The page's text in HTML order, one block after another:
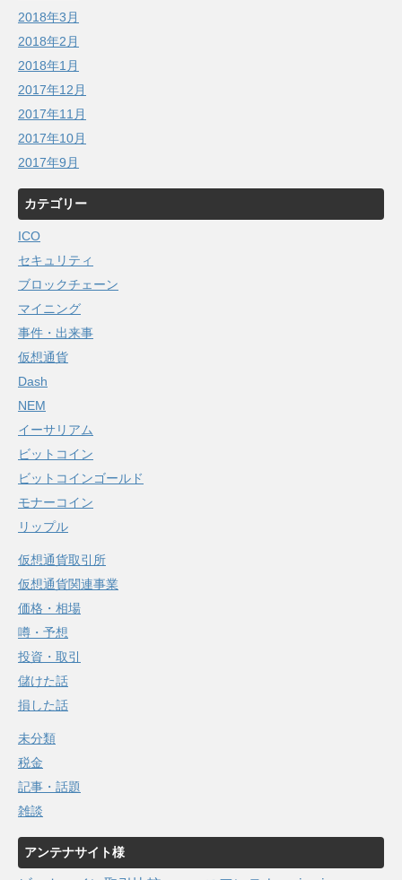
2018年3月
2018年2月
2018年1月
2017年12月
2017年11月
2017年10月
2017年9月
カテゴリー
ICO
セキュリティ
ブロックチェーン
マイニング
事件・出来事
仮想通貨
Dash
NEM
イーサリアム
ビットコイン
ビットコインゴールド
モナーコイン
リップル
仮想通貨取引所
仮想通貨関連事業
価格・相場
噂・予想
投資・取引
儲けた話
損した話
未分類
税金
記事・話題
雑談
アンテナサイト様